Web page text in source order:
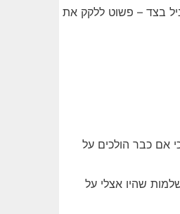
בצד – פשוט ללקק את
אם כבר הולכים על
שהיו אצלי על